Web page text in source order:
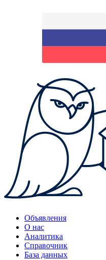
Объявления
О нас
Аналитика
Справочник
База данных